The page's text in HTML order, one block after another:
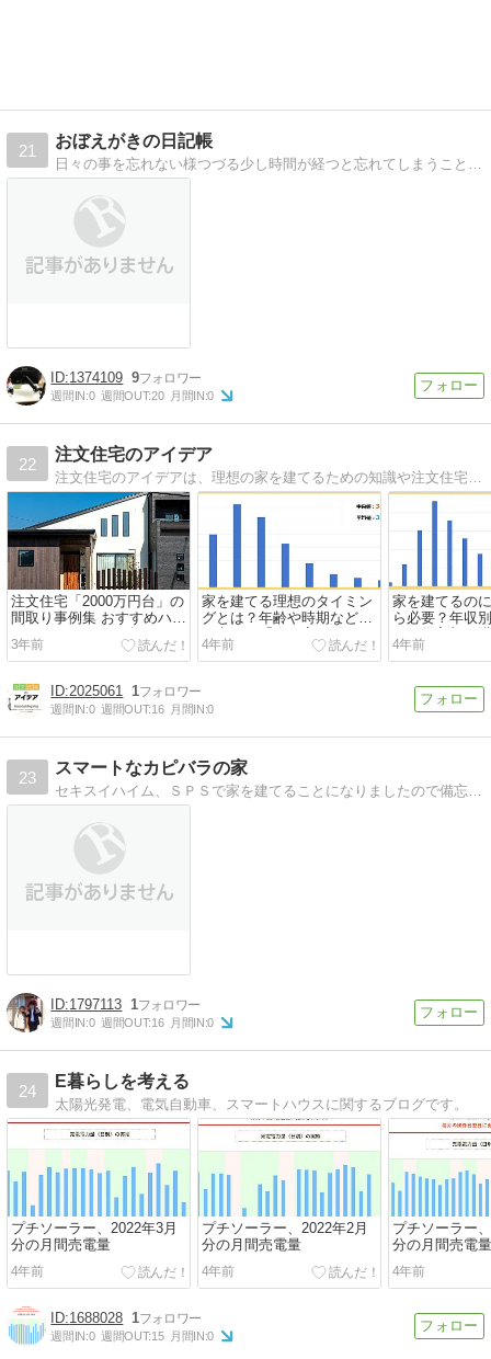
21
おぼえがきの日記帳
1374109 9
週間IN:0 週間OUT:20 月間IN:0
22
注文住宅のアイデア
注文住宅「2000万円台」の
間取り事例集 おすすめハウ
スメーカーもご紹介！
3年前
家を建てる理想のタイミン
グとは？年齢や時期などか
ら考える「今、家を買うべ
きか？」
4年前
家を建てるの
ら必要？年収
ンの借入額と
の目安
4年前
2025061 1
週間IN:0 週間OUT:16 月間IN:0
23
スマートなカピバラの家
1797113 1
週間IN:0 週間OUT:16 月間IN:0
24
E暮らしを考える
太陽光発電、電気自動車、スマートハウスに関するブログです。
プチソーラー、2022年3月
分の月間売電量
4年前
プチソーラー、2022年2月
分の月間売電量
4年前
プチソーラー
分の月間売電量
4年前
1688028 1
週間IN:0 週間OUT:15 月間IN:0